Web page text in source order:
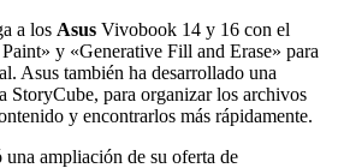
a los Asus Vivobook 14 y 16 con el
y «Generative Fill and Erase» para
Asus también ha desarrollado una
StoryCube, para organizar los archivos
y encontrarlos más rápidamente.
una ampliación de su oferta de